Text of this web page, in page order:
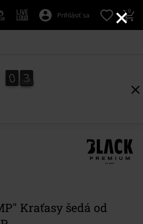
×
Prihlásiť sa 0
0
1
0 1
2
1
3
2
Kraťasy šedá od